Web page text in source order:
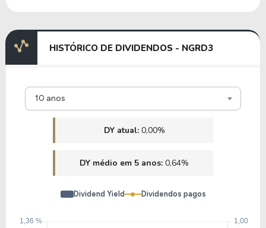
HISTÓRICO DE DIVIDENDOS - NGRD3
10 anos
DY atual: 0,00%
DY médio em 5 anos: 0,64%
Dividend Yield Dividendos pagos